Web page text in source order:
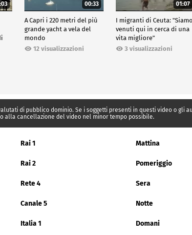
00:33
A Capri i 220 metri del più
grande yacht a vela del
mondo
12 visualizzazioni
01:07
I migranti di Ceuta: "Siamo
venuti qui in cerca di una
vita migliore"
3 visualizzazioni
di pubblico dominio. Se i soggetti presenti in questi video o
alla cancellazione del video nel minor tempo possibile.
Rai 1 Mattina
Rai 2 Pomeriggio
Rete 4 Sera
Canale 5 Notte
Italia 1 Domani